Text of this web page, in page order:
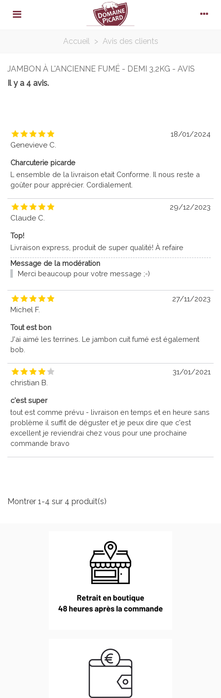
Accueil > Avis des clients
JAMBON À L'ANCIENNE FUMÉ - DEMI 3,2KG - AVIS
Il y a 4 avis.
18/01/2024
Genevieve C.
Charcuterie picarde
L ensemble de la livraison etait Conforme. Il nous reste a
goûter pour apprécier. Cordialement.
29/12/2023
Claude C.
Top!
Livraison express, produit de super qualité! À refaire
Message de la modération
Merci beaucoup pour votre message ;-)
27/11/2023
Michel F.
Tout est bon
J'ai aimé les terrines. Le jambon cuit fumé est également
bob.
31/01/2021
christian B.
c'est super
tout est comme prévu - livraison en temps et en heure sans
problème il suffit de déguster et je peux dire que c'est
excellent je reviendrai chez vous pour une prochaine
commande bravo
Montrer 1-4 sur 4 produit(s)